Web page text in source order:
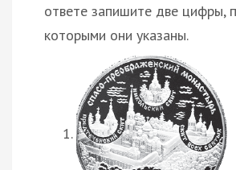
ответе запишите две цифры,
которыми они указаны.